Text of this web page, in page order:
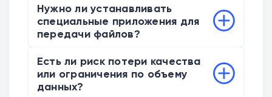
Нужно ли устанавливать
специальные приложения для
передачи файлов?
сервис Google Play Services. Android-
устройство генерирует QR-код, который
Есть ли риск потери качества
или ограничения по объему
данных?